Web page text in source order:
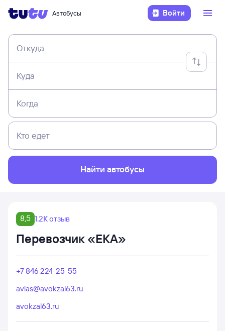
Автобусы Войти
Откуда
Куда
Когда
Кто едет
Найти автобусы
8,5 1.2K отзыв
Перевозчик «ЕКА»
+7 846 224-25-55
avias@avokzal63.ru
avokzal63.ru